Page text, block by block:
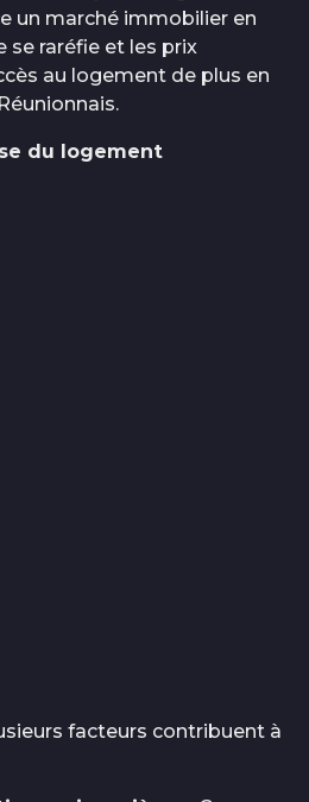
un marché immobilier en
se raréfie et les prix
au logement de plus en
du logement
facteurs contribuent à